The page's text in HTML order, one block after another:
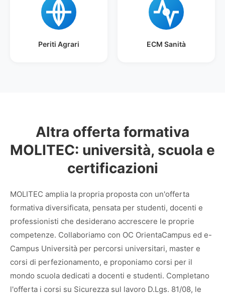
Periti Agrari ECM Sanità
Altra offerta formativa
MOLITEC: università, scuola e
certificazioni
MOLITEC amplia la propria proposta con un'offerta
formativa diversificata, pensata per studenti, docenti e
professionisti che desiderano accrescere le proprie
competenze. Collaboriamo con OC OrientaCampus ed e-
Campus Università per percorsi universitari, master e
corsi di perfezionamento, e proponiamo corsi per il
mondo scuola dedicati a docenti e studenti. Completano
l'offerta i corsi su Sicurezza sul lavoro D.Lgs. 81/08, le